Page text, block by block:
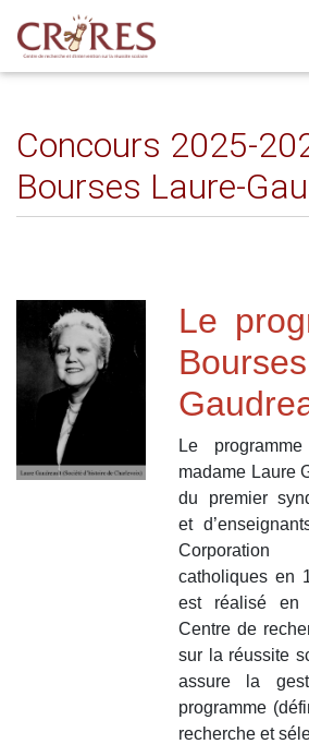
Concours 2025-
Bourses Laure-
Le
Le
madame Laure
du premier
et
catholiques en
est réalisé en
Centre de
sur la réussite
assure la
programme
recherche et